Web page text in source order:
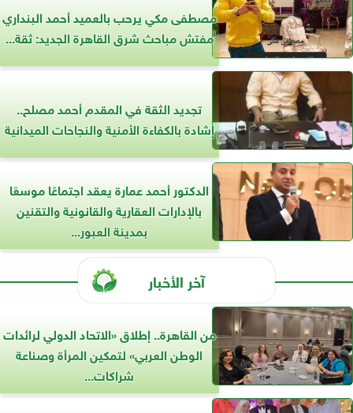
مصطفى مكي يرحب بالعميد أحمد البنداري
مفتش مباحث شرق القاهرة الجديد: ثقة...
تجديد الثقة في المقدم أحمد مصلح..
إشادة بالكفاءة الأمنية والنجاحات الميدانية
الدكتور أحمد عمارة يعقد اجتماعًا موسعًا
بالإدارات العقارية والقانونية والتقنين
بمدينة العبور...
آخر الأخبار
من القاهرة.. إطلاق «الاتحاد الدولي لرائدات
الوطن العربي» لتمكين المرأة وصناعة
شراكات...